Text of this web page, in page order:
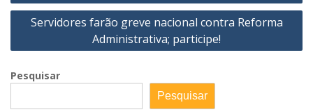
Servidores farão greve nacional contra Reforma
Administrativa; participe!
Pesquisar
Pesquisar